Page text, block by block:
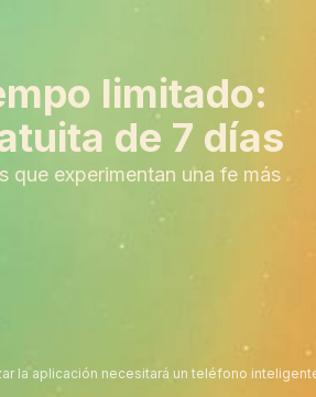
limitado:
de 7 días
que experimentan una fe más
la aplicación necesitará un teléfono